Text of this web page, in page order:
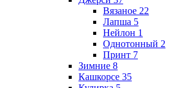
Вязаное 22
Лапша 5
Нейлон 1
Однотонный 2
Принт 7
Зимние 8
Кашкорсе 35